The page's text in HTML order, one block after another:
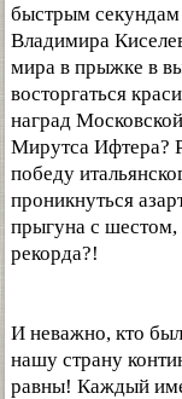
быстрым
Владимира
мира в прыжке в
восторгаться
наград
Мирутса Ифтера?
победу
проникнуться
прыгуна с шестом,
рекорда?!
И неважно, кто
нашу страну
равны! Каждый